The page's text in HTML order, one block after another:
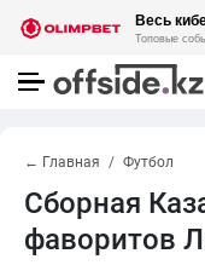
← Главная Футбол
Сборная
фаворитов